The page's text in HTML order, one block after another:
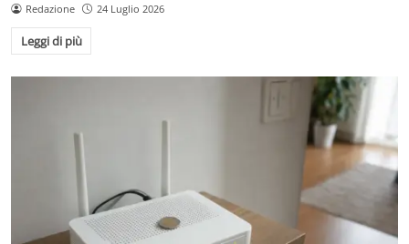
Redazione 24 Luglio 2026
Leggi di più